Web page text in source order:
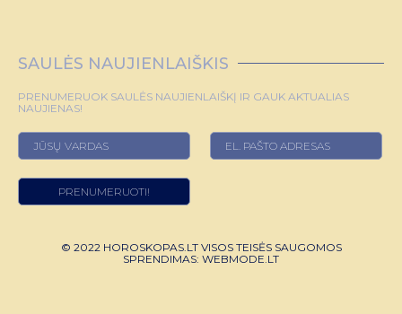
SAULĖS NAUJIENLAIŠKIS
PRENUMERUOK SAULĖS NAUJIENLAIŠKĮ IR GAUK AKTUALIAS
NAUJIENAS!
© 2022 HOROSKOPAS.LT VISOS TEISĖS SAUGOMOS
SPRENDIMAS: WEBMODE.LT